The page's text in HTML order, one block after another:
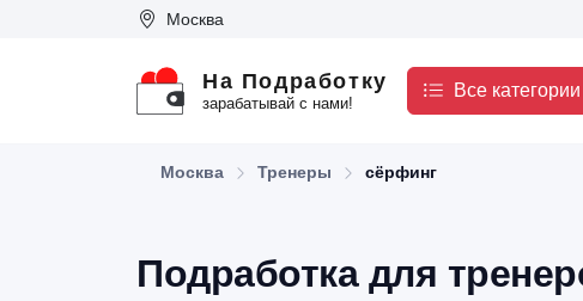
Москва
На Подработку
зарабатывай с нами!
Все категории
Москва Тренеры сёрфинг
Подработка для